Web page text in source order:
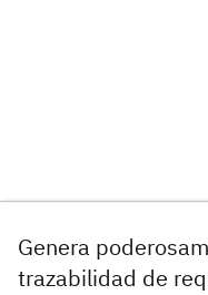
Genera
trazabilidad de